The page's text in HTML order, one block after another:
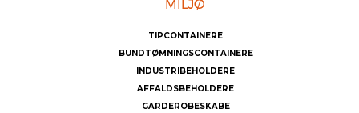
TIPCONTAINERE
BUNDTØMNINGSCONTAINERE
INDUSTRIBEHOLDERE
AFFALDSBEHOLDERE
GARDEROBESKABE